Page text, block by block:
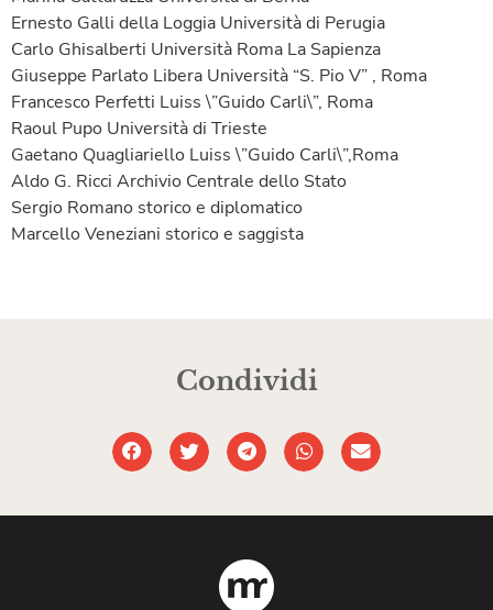
Ernesto Galli della Loggia Università di Perugia
Carlo Ghisalberti Università Roma La Sapienza
Giuseppe Parlato Libera Università “S. Pio V” , Roma
Francesco Perfetti Luiss \”Guido Carli\”, Roma
Raoul Pupo Università di Trieste
Gaetano Quagliariello Luiss \”Guido Carli\”,Roma
Aldo G. Ricci Archivio Centrale dello Stato
Sergio Romano storico e diplomatico
Marcello Veneziani storico e saggista
Condividi